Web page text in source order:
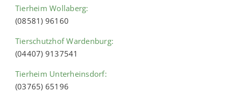
Tierheim Wollaberg:
(08581) 96160
Tierschutzhof Wardenburg:
(04407) 9137541
Tierheim Unterheinsdorf:
(03765) 65196